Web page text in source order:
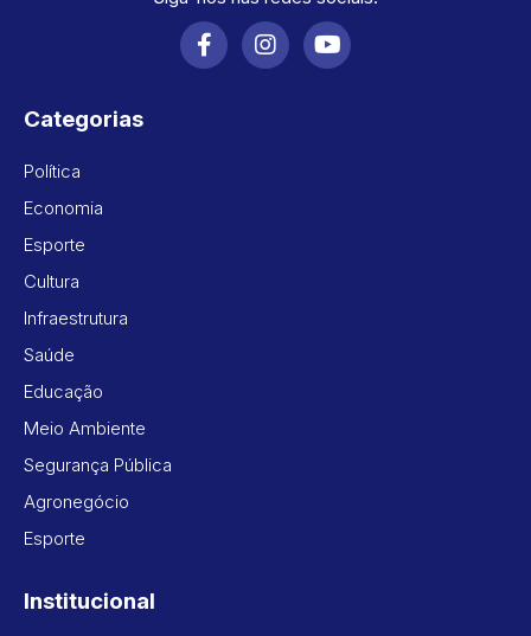
Categorias
Política
Economia
Esporte
Cultura
Infraestrutura
Saúde
Educação
Meio Ambiente
Segurança Pública
Agronegócio
Esporte
Institucional